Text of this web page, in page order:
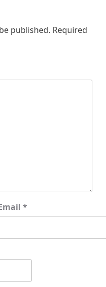
published. Required
*